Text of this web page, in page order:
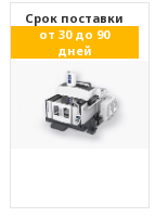
Cрок поставки
от 30 до 90
дней